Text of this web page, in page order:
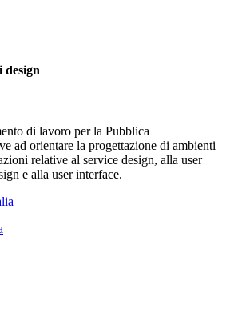
design
di lavoro per la Pubblica
ad orientare la progettazione di ambienti
relative al service design, alla user
e alla user interface.